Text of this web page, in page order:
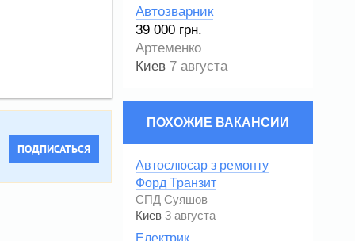
ПОДПИСАТЬСЯ
Автозварник
39 000 грн.
Артеменко
Киев 7 августа
ПОХОЖИЕ ВАКАНСИИ
Автослюсар з ремонту
Форд Транзит
СПД Суяшов
Киев 3 августа
Електрик